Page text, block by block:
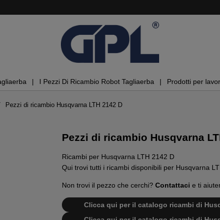
I Pezzi Di Ricambio Robot Tagliaerba Prodotti per
Pezzi di ricambio Husqvarna LTH 2142 D
Pezzi di ricambio Husqvarna
Ricambi per Husqvarna LTH 2142 D
Qui trovi tutti i ricambi disponibili per Husqvarna
Non trovi il pezzo che cerchi? Contattaci e ti
Clicca qui per il catalogo ricambi di